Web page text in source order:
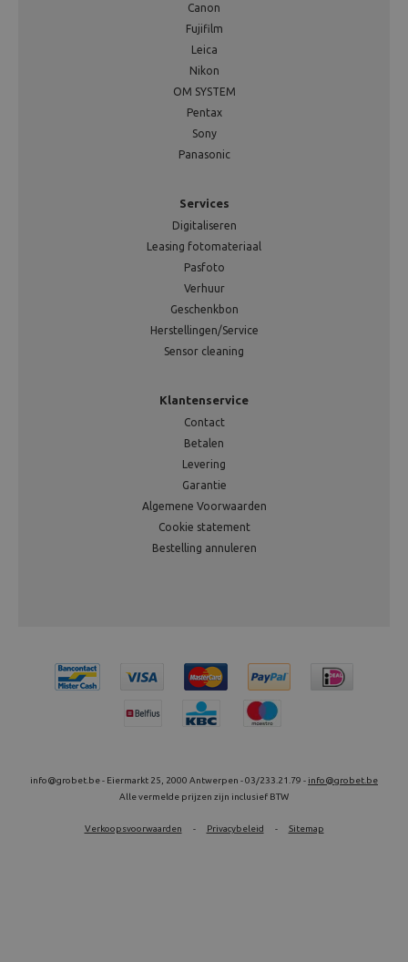
Canon
Fujifilm
Leica
Nikon
OM SYSTEM
Pentax
Sony
Panasonic
Services
Digitaliseren
Leasing fotomateriaal
Pasfoto
Verhuur
Geschenkbon
Herstellingen/Service
Sensor cleaning
Klantenservice
Contact
Betalen
Levering
Garantie
Algemene Voorwaarden
Cookie statement
Bestelling annuleren
info@grobet.be - Eiermarkt 25, 2000 Antwerpen - 03/233.21.79 - info@grobet.be
Alle vermelde prijzen zijn inclusief BTW
Verkoopsvoorwaarden - Privacybeleid - Sitemap